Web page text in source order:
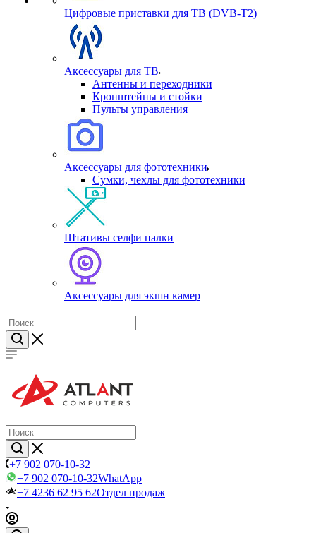
Цифровые приставки для ТВ (DVB-T2)
Аксессуары для ТВ
Антенны и переходники
Кронштейны и стойки
Пульты управления
Аксессуары для фототехники
Сумки, чехлы для фототехники
Штативы селфи палки
Аксессуары для экшн камер
+7 902 070-10-32
+7 902 070-10-32WhatApp
+7 4236 62 95 62Отдел продаж